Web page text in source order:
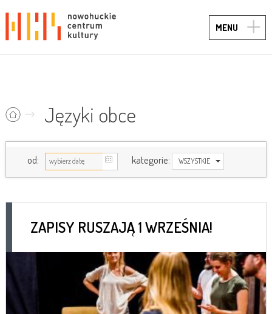
MENU
Języki obce
od: kategorie: WSZYSTKIE
ZAPISY RUSZAJĄ 1 WRZEŚNIA!